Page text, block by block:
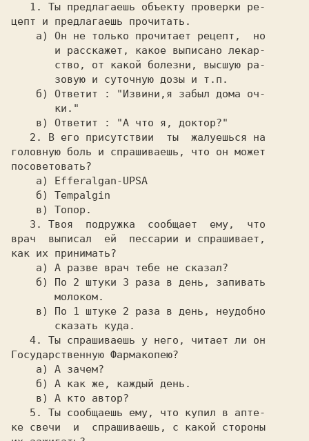
   1.
Ты предлагаешь объекту проверки ре-
цепт и предлагаешь прочитать.
а) Он не только прочитает рецепт,  но
2. В его присутствии  ты  жалуешься на
головную боль и спрашиваешь, что он может
посоветовать?
а) Efferalgan-UPSA
б) Tempalgin
в) Топор.
3. Твоя  подружка  сообщает  ему,  что
врач  выписал  ей  пессарии и спрашивает,
как их принимать?
а) А разве врач тебе не сказал?
4. Ты спрашиваешь у него, читает ли он
Государственную Фармакопею?
а) А зачем?
5. Ты сообщаешь ему, что купил в апте-
ке свечи  и  спрашиваешь, с какой стороны